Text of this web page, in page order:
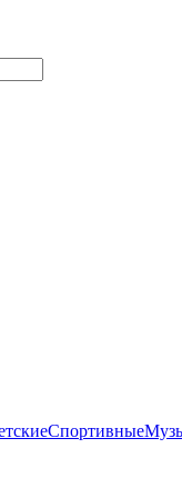
Спортивные